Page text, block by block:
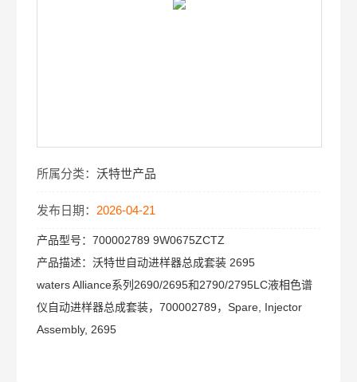
所属分类：沃特世产品
发布日期： 2026-04-21
产品型号：700002789 9W0675ZCTZ
产品描述：沃特世自动进样器总成套装 2695
waters Alliance系列2690/2695和2790/2795LC液相色谱
仪自动进样器总成套装，700002789，Spare, Injector
Assembly, 2695